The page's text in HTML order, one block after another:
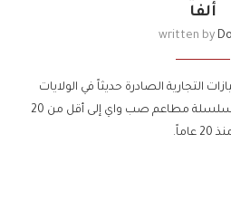
ألفا
written by
التجارية الصادرة حديثاً في الولايات
المتحدة عن انخفاض عدد فروع سلسلة مطاعم صب واي إلى أقل من 20